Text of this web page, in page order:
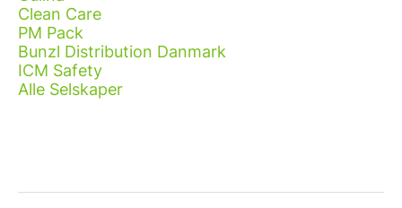
Clean Care
PM Pack
Bunzl Distribution Danmark
ICM Safety
Alle Selskaper